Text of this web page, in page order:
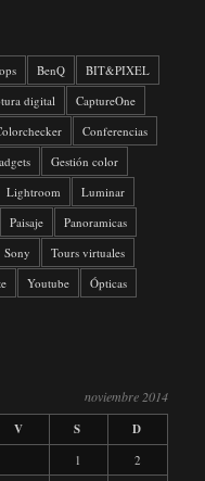
BenQ
BIT&PIXEL
digital
CaptureOne
Conferencias
Gestión color
Lightroom
Luminar
Paisaje
Panoramicas
Sony
Tours virtuales
Youtube Ópticas
noviembre 2014
V S D
1
2